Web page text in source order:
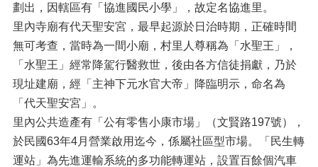
劃出，因轄區有「協進國民小學」，故定名協進里。
里內寺廟有代天聖安宮，最早起源於日治時期，正確時間
無可考查，當時為一間小廟，村里人尊稱為「水聖王」，
「水聖王」經常降駕行醫救世，後由各方信徒捐獻，乃於
現址建廟，經「主神下元水官大帝」降臨明示，命名為
「代天聖安宮」。
里內公共造產有「公有零售小康市場」（文賢路197號），
於民國63年4月營業啟用迄今，係屬社區型市場。「民生轉
運站」為先進運輸系統的多功能轉運站，設置百餘個汽車